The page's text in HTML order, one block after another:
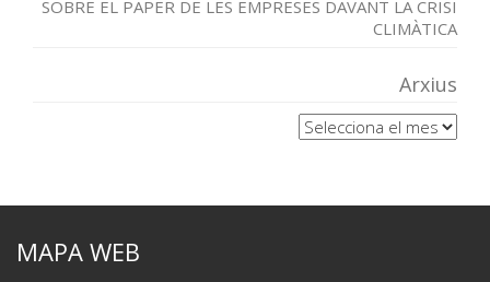
SOBRE EL PAPER DE LES EMPRESES DAVANT LA CRISI
CLIMÀTICA
Arxius
Arxius
MAPA WEB